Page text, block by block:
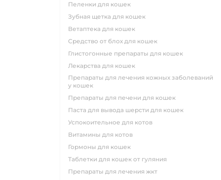
пеленки для кошек
зубная щетка для кошек
ветаптека для кошек
средство от блох для кошек
глистогонные препараты для кошек
лекарства для кошек
препараты для лечения кожных заболеваний
у кошек
препараты для печени для кошек
паста для вывода шерсти для кошек
успокоительное для котов
витамины для котов
гормоны для кошек
таблетки для кошек от гуляния
препараты для лечения жкт